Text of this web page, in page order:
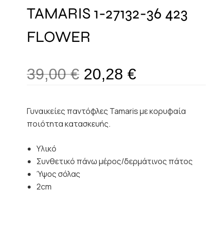
TAMARIS 1-27132-36 423
FLOWER
39,00€ 20,28 €
Γυναικείες παντόφλες Tamaris με κορυφαία
ποιότητα κατασκευής.
Υλικό
Συνθετικό πάνω μέρος/δερμάτινος πάτος
Ύψος σόλας
2cm